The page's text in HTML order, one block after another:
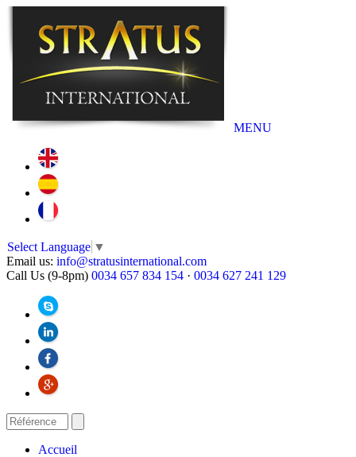
MENU
Select Language ▼
Email us: info@stratusinternational.com
Call Us (9-8pm) 0034 657 834 154 · 0034 627 241 129
Accueil